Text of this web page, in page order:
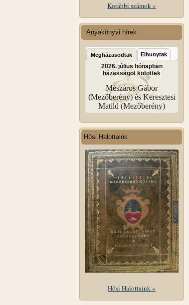
Korábbi számok »
Anyakönyvi hírek
Megházasodtak Elhunytak
2026. július hónapban
házasságot kötöttek
Mészáros Gábor
(Mezőberény) és Keresztesi
Matild (Mezőberény)
Hősi Halottaink
Hősi Halottaink »